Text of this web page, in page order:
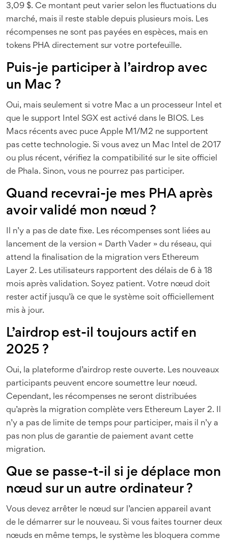
3,09 $. Ce montant peut varier selon les fluctuations du
marché, mais il reste stable depuis plusieurs mois. Les
récompenses ne sont pas payées en espèces, mais en
tokens PHA directement sur votre portefeuille.
Puis-je participer à l’airdrop avec
un Mac ?
Oui, mais seulement si votre Mac a un processeur Intel et
que le support Intel SGX est activé dans le BIOS. Les
Macs récents avec puce Apple M1/M2 ne supportent
pas cette technologie. Si vous avez un Mac Intel de 2017
ou plus récent, vérifiez la compatibilité sur le site officiel
de Phala. Sinon, vous ne pourrez pas participer.
Quand recevrai-je mes PHA après
avoir validé mon nœud ?
Il n’y a pas de date fixe. Les récompenses sont liées au
lancement de la version « Darth Vader » du réseau, qui
attend la finalisation de la migration vers Ethereum
Layer 2. Les utilisateurs rapportent des délais de 6 à 18
mois après validation. Soyez patient. Votre nœud doit
rester actif jusqu’à ce que le système soit officiellement
mis à jour.
L’airdrop est-il toujours actif en
2025 ?
Oui, la plateforme d’airdrop reste ouverte. Les nouveaux
participants peuvent encore soumettre leur nœud.
Cependant, les récompenses ne seront distribuées
qu’après la migration complète vers Ethereum Layer 2. Il
n’y a pas de limite de temps pour participer, mais il n’y a
pas non plus de garantie de paiement avant cette
migration.
Que se passe-t-il si je déplace mon
nœud sur un autre ordinateur ?
Vous devez arrêter le nœud sur l’ancien appareil avant
de le démarrer sur le nouveau. Si vous faites tourner deux
nœuds en même temps, le système les bloquera comme